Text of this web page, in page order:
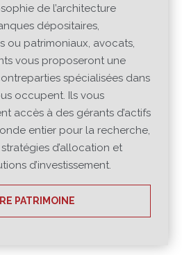
de l’architecture
dépositaires,
ou patrimoniaux, avocats,
vous proposeront une
spécialisées dans
occupent. Ils vous
accès à des gérants d’actifs
entier pour la recherche,
d’allocation et
d’investissement.
PATRIMOINE